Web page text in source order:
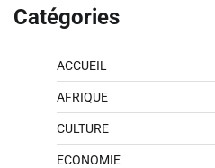
Catégories
ACCUEIL
AFRIQUE
CULTURE
ECONOMIE